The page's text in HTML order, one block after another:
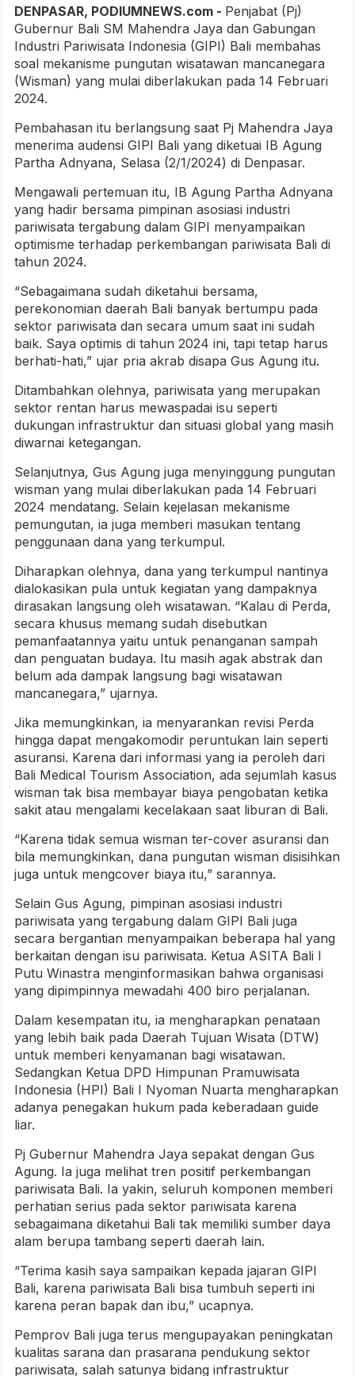
DENPASAR, PODIUMNEWS.com - Penjabat (Pj)
Gubernur Bali SM Mahendra Jaya dan Gabungan
Industri Pariwisata Indonesia (GIPI) Bali membahas
soal mekanisme pungutan wisatawan mancanegara
(Wisman) yang mulai diberlakukan pada 14 Februari
2024.
Pembahasan itu berlangsung saat Pj Mahendra Jaya
menerima audensi GIPI Bali yang diketuai IB Agung
Partha Adnyana, Selasa (2/1/2024) di Denpasar.
Mengawali pertemuan itu, IB Agung Partha Adnyana
yang hadir bersama pimpinan asosiasi industri
pariwisata tergabung dalam GIPI menyampaikan
optimisme terhadap perkembangan pariwisata Bali di
tahun 2024.
“Sebagaimana sudah diketahui bersama,
perekonomian daerah Bali banyak bertumpu pada
sektor pariwisata dan secara umum saat ini sudah
baik. Saya optimis di tahun 2024 ini, tapi tetap harus
berhati-hati,” ujar pria akrab disapa Gus Agung itu.
Ditambahkan olehnya, pariwisata yang merupakan
sektor rentan harus mewaspadai isu seperti
dukungan infrastruktur dan situasi global yang masih
diwarnai ketegangan.
Selanjutnya, Gus Agung juga menyinggung pungutan
wisman yang mulai diberlakukan pada 14 Februari
2024 mendatang. Selain kejelasan mekanisme
pemungutan, ia juga memberi masukan tentang
penggunaan dana yang terkumpul.
Diharapkan olehnya, dana yang terkumpul nantinya
dialokasikan pula untuk kegiatan yang dampaknya
dirasakan langsung oleh wisatawan. “Kalau di Perda,
secara khusus memang sudah disebutkan
pemanfaatannya yaitu untuk penanganan sampah
dan penguatan budaya. Itu masih agak abstrak dan
belum ada dampak langsung bagi wisatawan
mancanegara,” ujarnya.
Jika memungkinkan, ia menyarankan revisi Perda
hingga dapat mengakomodir peruntukan lain seperti
asuransi. Karena dari informasi yang ia peroleh dari
Bali Medical Tourism Association, ada sejumlah kasus
wisman tak bisa membayar biaya pengobatan ketika
sakit atau mengalami kecelakaan saat liburan di Bali.
“Karena tidak semua wisman ter-cover asuransi dan
bila memungkinkan, dana pungutan wisman disisihkan
juga untuk mengcover biaya itu,” sarannya.
Selain Gus Agung, pimpinan asosiasi industri
pariwisata yang tergabung dalam GIPI Bali juga
secara bergantian menyampaikan beberapa hal yang
berkaitan dengan isu pariwisata. Ketua ASITA Bali I
Putu Winastra menginformasikan bahwa organisasi
yang dipimpinnya mewadahi 400 biro perjalanan.
Dalam kesempatan itu, ia mengharapkan penataan
yang lebih baik pada Daerah Tujuan Wisata (DTW)
untuk memberi kenyamanan bagi wisatawan.
Sedangkan Ketua DPD Himpunan Pramuwisata
Indonesia (HPI) Bali I Nyoman Nuarta mengharapkan
adanya penegakan hukum pada keberadaan guide
liar.
Pj Gubernur Mahendra Jaya sepakat dengan Gus
Agung. Ia juga melihat tren positif perkembangan
pariwisata Bali. Ia yakin, seluruh komponen memberi
perhatian serius pada sektor pariwisata karena
sebagaimana diketahui Bali tak memiliki sumber daya
alam berupa tambang seperti daerah lain.
“Terima kasih saya sampaikan kepada jajaran GIPI
Bali, karena pariwisata Bali bisa tumbuh seperti ini
karena peran bapak dan ibu,” ucapnya.
Pemprov Bali juga terus mengupayakan peningkatan
kualitas sarana dan prasarana pendukung sektor
pariwisata, salah satunya bidang infrastruktur